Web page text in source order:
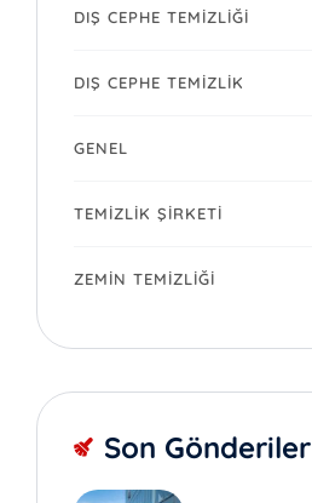
DIŞ CEPHE TEMIZLIĞI
DIŞ CEPHE TEMIZLIK
GENEL
TEMIZLIK ŞIRKETI
ZEMIN TEMIZLIĞI
Son Gönderiler